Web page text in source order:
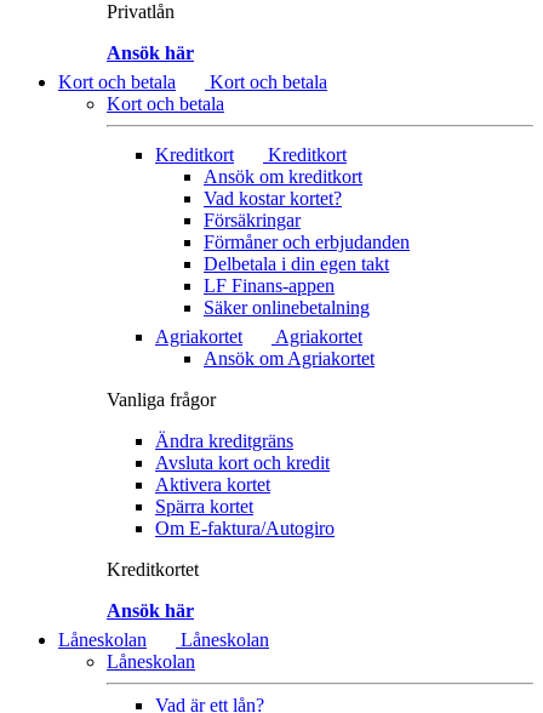
Privatlån
Ansök här
Kort och betala
Kort och betala
Kort och betala
Kreditkort
Kreditkort
Ansök om kreditkort
Vad kostar kortet?
Försäkringar
Förmåner och erbjudanden
Delbetala i din egen takt
LF Finans-appen
Säker onlinebetalning
Agriakortet
Agriakortet
Ansök om Agriakortet
Vanliga frågor
Ändra kreditgräns
Avsluta kort och kredit
Aktivera kortet
Spärra kortet
Om E-faktura/Autogiro
Kreditkortet
Ansök här
Låneskolan
Låneskolan
Låneskolan
Vad är ett lån?